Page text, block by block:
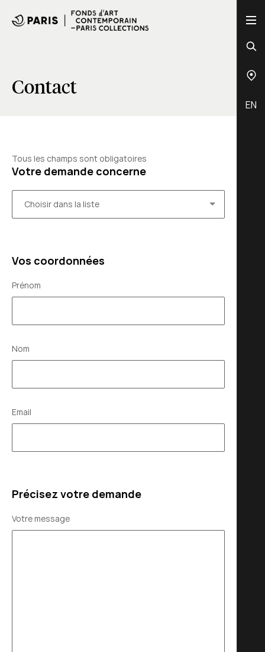
EN
Contact
Tous les champs sont obligatoires
Votre demande concerne
Vos coordonnées
Prénom
Nom
Email
Précisez votre demande
Votre message